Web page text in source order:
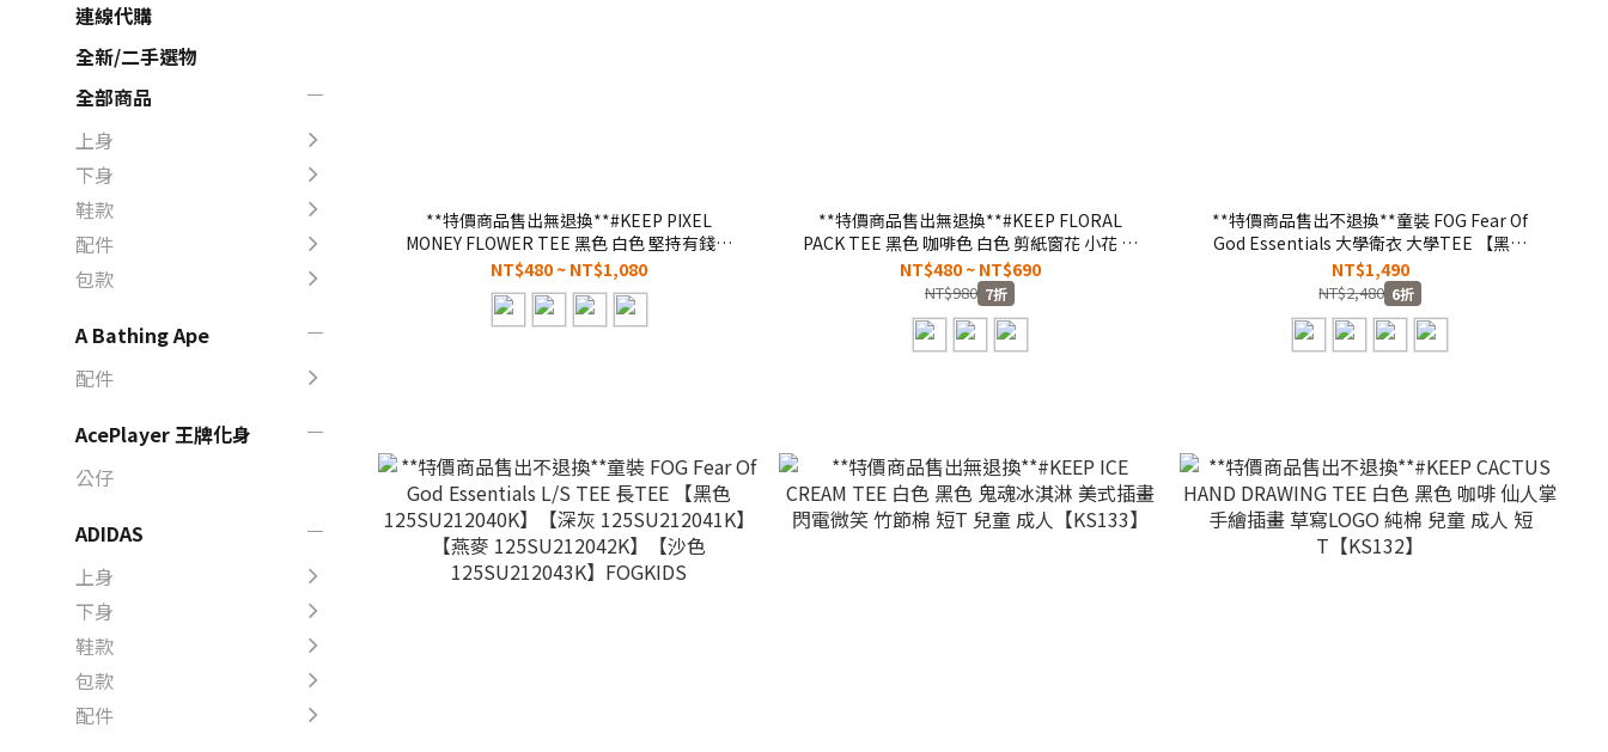
連線代購
全新/二手選物
全部商品
上身
下身
鞋款
配件
包款
A Bathing Ape
配件
AcePlayer 王牌化身
公仔
ADIDAS
上身
下身
鞋款
包款
配件
**特價商品售出無退換**#KEEP PIXEL
MONEY FLOWER TEE 黑色 白色 堅持有錢花
像素 8-bit 寬鬆 休閒 短袖 短T 男女款 童裝
【KS203】
NT$480 ~ NT$1,080
**特價商品售出無退換**#KEEP FLORAL
PACK TEE 黑色 咖啡色 白色 剪紙窗花 小花 串
標 閃電微笑 Q版塗鴉 純棉 短T 成人 兒童
【KS157】
NT$480 ~ NT$690
NT$980 7折
**特價商品售出不退換**童裝 FOG Fear Of
God Essentials 大學衛衣 大學TEE 【黑色
192SU212140K】【深灰 192SU212141K】
【燕麥 192SU212142K】【沙色
192SU212143K】FOGKIDS
NT$1,490
NT$2,480 6折